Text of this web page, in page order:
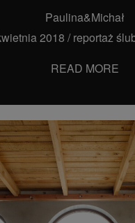
Paulina&Michał
2018 /reportaż
READ MORE